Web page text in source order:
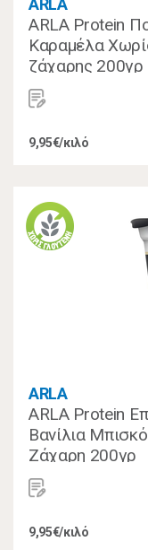
ARLA
ARLA Protein
Καραμέλα
ζάχαρης 200γρ
9,95€/κιλό
ARLA
ARLA Protein
Βανίλια
Ζάχαρη 200γρ
9,95€/κιλό